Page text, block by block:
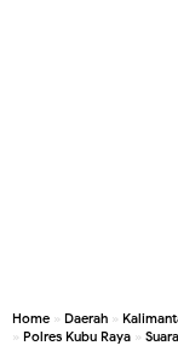
Home » Daerah »
» Polres Kubu Raya »